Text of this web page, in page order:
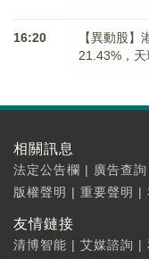
16:20
【異動股
21.43%，
相關訊息
法定公告欄 | 廣告查詢
版權聲明 | 重要聲明 |
友情鏈接
清博智能 | 艾媒諮詢 |